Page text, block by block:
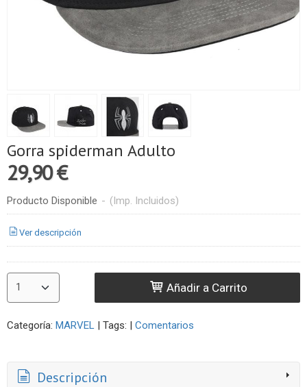
Gorra spiderman Adulto
29,90 €
Producto Disponible - (Imp. Incluidos)
Ver descripción
Añadir a Carrito
Categoría: MARVEL | Tags: | Comentarios
Descripción